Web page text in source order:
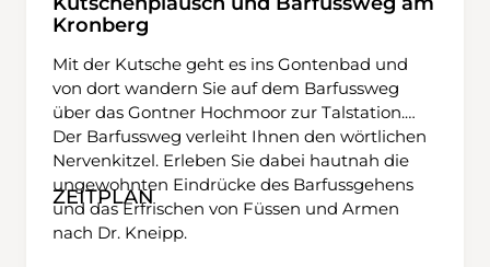
Kronberg
Mit der Kutsche geht es ins Gontenbad und
von dort wandern Sie auf dem Barfussweg
über das Gontner Hochmoor zur Talstation.
Der Barfussweg verleiht Ihnen den wörtlichen
Nervenkitzel. Erleben Sie dabei hautnah die
ungewohnten Eindrücke des Barfussgehens
und das Erfrischen von Füssen und Armen
nach Dr. Kneipp.
ZEITPLAN